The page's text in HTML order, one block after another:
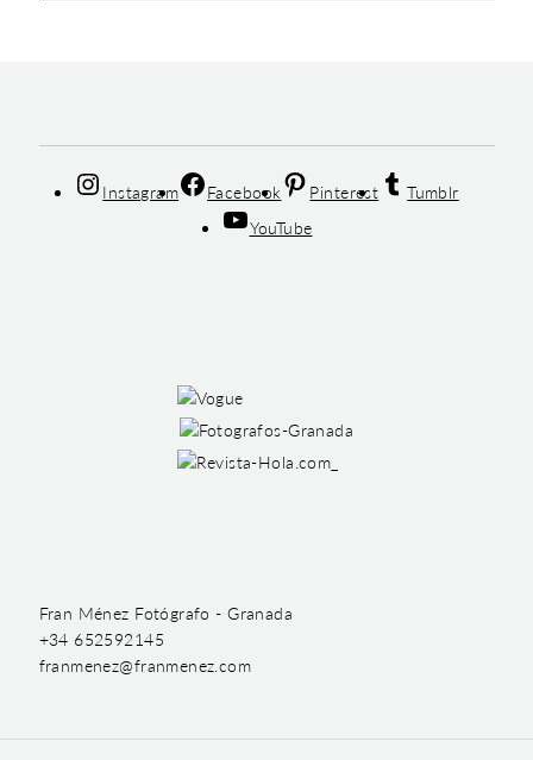
Instagram Facebook Pinterest
Tumblr
YouTube
Fran Ménez Fotógrafo - Granada
+34 652592145
franmenez@franmenez.com